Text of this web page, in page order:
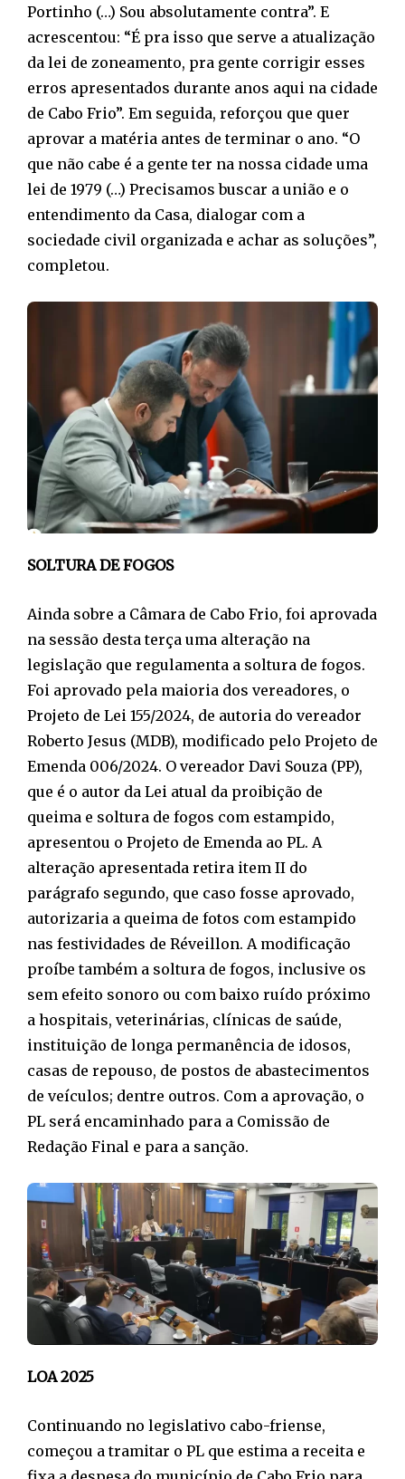
Portinho (…) Sou absolutamente contra”. E
acrescentou: “É pra isso que serve a atualização
da lei de zoneamento, pra gente corrigir esses
erros apresentados durante anos aqui na cidade
de Cabo Frio”. Em seguida, reforçou que quer
aprovar a matéria antes de terminar o ano. “O
que não cabe é a gente ter na nossa cidade uma
lei de 1979 (…) Precisamos buscar a união e o
entendimento da Casa, dialogar com a
sociedade civil organizada e achar as soluções”,
completou.
SOLTURA DE FOGOS
Ainda sobre a Câmara de Cabo Frio, foi aprovada
na sessão desta terça uma alteração na
legislação que regulamenta a soltura de fogos.
Foi aprovado pela maioria dos vereadores, o
Projeto de Lei 155/2024, de autoria do vereador
Roberto Jesus (MDB), modificado pelo Projeto de
Emenda 006/2024. O vereador Davi Souza (PP),
que é o autor da Lei atual da proibição de
queima e soltura de fogos com estampido,
apresentou o Projeto de Emenda ao PL. A
alteração apresentada retira item II do
parágrafo segundo, que caso fosse aprovado,
autorizaria a queima de fotos com estampido
nas festividades de Réveillon. A modificação
proíbe também a soltura de fogos, inclusive os
sem efeito sonoro ou com baixo ruído próximo
a hospitais, veterinárias, clínicas de saúde,
instituição de longa permanência de idosos,
casas de repouso, de postos de abastecimentos
de veículos; dentre outros. Com a aprovação, o
PL será encaminhado para a Comissão de
Redação Final e para a sanção.
LOA 2025
Continuando no legislativo cabo-friense,
começou a tramitar o PL que estima a receita e